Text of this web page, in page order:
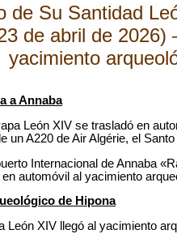
de Su Santidad
de abril de
yacimiento
a Annaba
León XIV se trasladó en
un A220 de Air Algérie, el
Internacional de Annaba
automóvil al yacimiento
de Hipona
León XIV llegó al yacimiento